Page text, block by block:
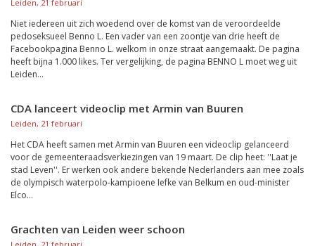
Leiden, 21 februari
Niet iedereen uit zich woedend over de komst van de veroordeelde
pedoseksueel Benno L. Een vader van een zoontje van drie heeft de
Facebookpagina Benno L. welkom in onze straat aangemaakt. De pagina
heeft bijna 1.000 likes. Ter vergelijking, de pagina BENNO L moet weg uit
Leiden...
CDA lanceert videoclip met Armin van Buuren
Leiden, 21 februari
Het CDA heeft samen met Armin van Buuren een videoclip gelanceerd
voor de gemeenteraadsverkiezingen van 19 maart. De clip heet: ''Laat je
stad Leven''. Er werken ook andere bekende Nederlanders aan mee zoals
de olympisch waterpolo-kampioene Iefke van Belkum en oud-minister
Elco...
Grachten van Leiden weer schoon